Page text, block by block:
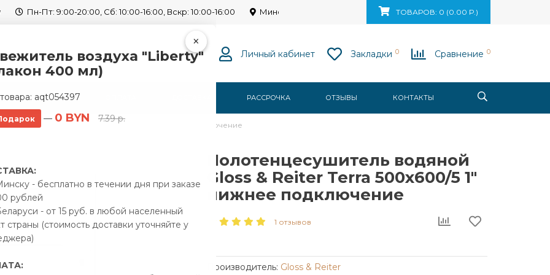
×
воздуха "Liberty"
400 мл)
aqt054397
— 0 BYN 7.39 р.
- бесплатно в течении дня при заказе
рублей
- от 15 руб. в любой населенный
страны (стоимость доставки уточняйте у
Пн-Пт: 9:00-20:00, Сб: 10:00-16:00, Вскр: 10:00-16:00 Минск, ул. Ваупшасова, д. 10, пом. 131ТОВАРОВ: 0 (0.00 Р.)
Личный кабинет Закладки 0 Сравнение 0
О НАС РАССРОЧКА ОТЗЫВЫ КОНТАКТЫ
Gloss & Reiter Terra 500x600/5 1" нижнее подключение
Полотенцесушитель водяной
Gloss & Reiter Terra 500x600/5 1"
нижнее подключение
1 отзывов
Производитель: Gloss & Reiter